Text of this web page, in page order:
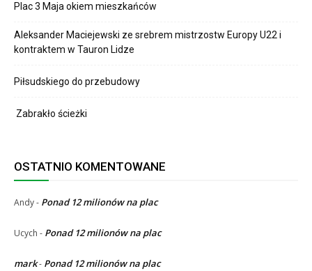
Plac 3 Maja okiem mieszkańców
Aleksander Maciejewski ze srebrem mistrzostw Europy U22 i
kontraktem w Tauron Lidze
Piłsudskiego do przebudowy
Zabrakło ścieżki
OSTATNIO KOMENTOWANE
Andy- Ponad 12 milionów na plac
Ucych - Ponad 12 milionów na plac
mark- Ponad 12 milionów na plac